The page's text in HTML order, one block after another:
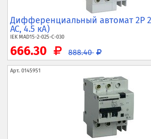
Дифференциальный автомат 2P
AC, 4.5 кА)
IEKMAD15-2-025-C-030
666.30 888.40
Арт. 0145951